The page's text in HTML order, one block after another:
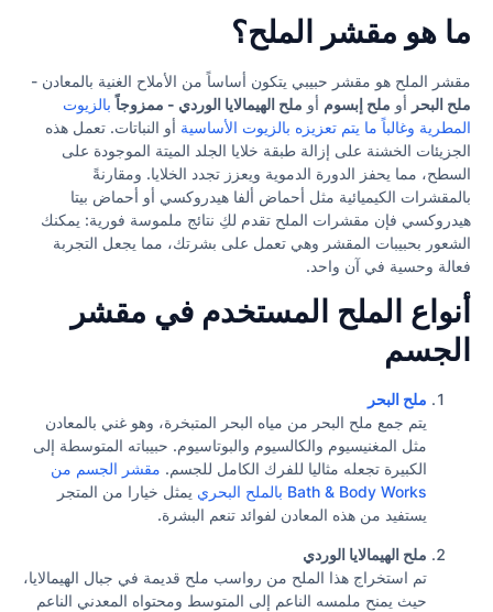
ما هو مقشر الملح؟
مقشر الملح هو مقشر حبيبي يتكون أساساً من الأملاح الغنية بالمعادن -
ملح البحر أو ملح إبسوم أو ملح الهيمالايا الوردي - ممزوجاً بالزيوت
المطرية وغالباً ما يتم تعزيزه بالزيوت الأساسية أو النباتات. تعمل هذه
الجزيئات الخشنة على إزالة طبقة خلايا الجلد الميتة الموجودة على
السطح، مما يحفز الدورة الدموية ويعزز تجدد الخلايا. ومقارنةً
بالمقشرات الكيميائية مثل أحماض ألفا هيدروكسي أو أحماض بيتا
هيدروكسي فإن مقشرات الملح تقدم لكِ نتائج ملموسة فورية: يمكنك
الشعور بحبيبات المقشر وهي تعمل على بشرتك، مما يجعل التجربة
فعالة وحسية في آن واحد.
أنواع الملح المستخدم في مقشر
الجسم
ملح البحر
يتم جمع ملح البحر من مياه البحر المتبخرة، وهو غني بالمعادن
مثل المغنيسيوم والكالسيوم والبوتاسيوم. حبيباته المتوسطة إلى
الكبيرة تجعله مثاليا للفرك الكامل للجسم. مقشر الجسم من
Bath & Body Works بالملح البحري
يمثل خيارا من المتجر
يستفيد من هذه المعادن لفوائد تنعم البشرة.
ملح الهيمالايا الوردي
تم استخراج هذا الملح من رواسب ملح قديمة في جبال الهيمالايا،
حيث يمنح ملمسه الناعم إلى المتوسط ومحتواه المعدني الناعم